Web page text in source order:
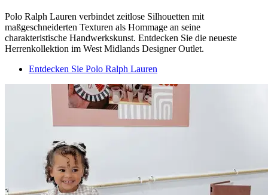
Polo Ralph Lauren verbindet zeitlose Silhouetten mit
maßgeschneiderten Texturen als Hommage an seine
charakteristische Handwerkskunst. Entdecken Sie die neueste
Herrenkollektion im West Midlands Designer Outlet.
Entdecken Sie Polo Ralph Lauren